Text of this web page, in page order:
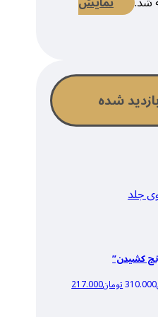
شده
کشیدن”
310.000تومان217.000